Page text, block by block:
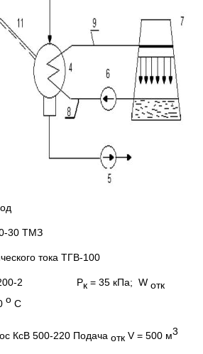
30 ТМЗ
тока ТГВ-100
КГ-6200-2 Рк = 35 кПа; W отк
о С
КсВ 500-220 Подача отк V = 500 м3